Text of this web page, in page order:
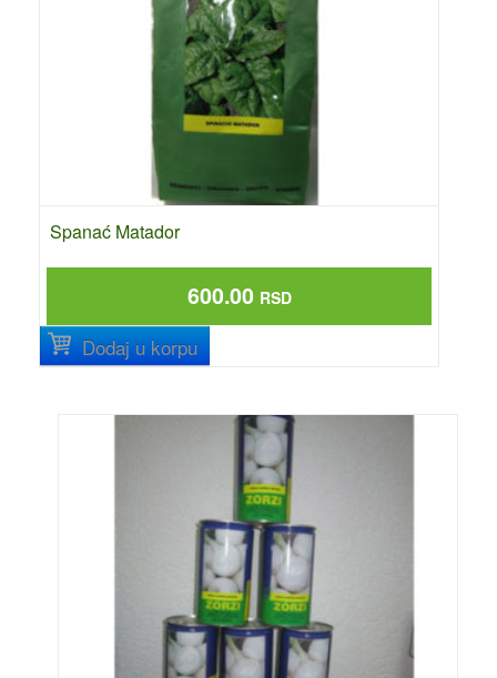
Spanać Matador
600.00 RSD
Dodaj u korpu